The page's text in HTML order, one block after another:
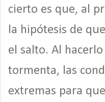
cierto es que, al
la hipótesis de
el salto. Al
tormenta, las
extremas para